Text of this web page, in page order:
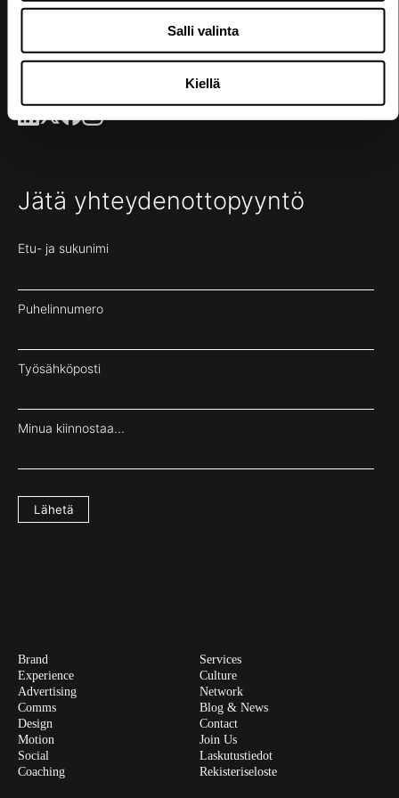
Salli valinta
Kiellä
Jätä yhteydenottopyyntö
Etu- ja sukunimi
Puhelinnumero
Työsähköposti
Minua kiinnostaa...
Lähetä
Brand
Experience
Advertising
Comms
Design
Motion
Social
Coaching
Services
Culture
Network
Blog & News
Contact
Join Us
Laskutustiedot
Rekisteriseloste